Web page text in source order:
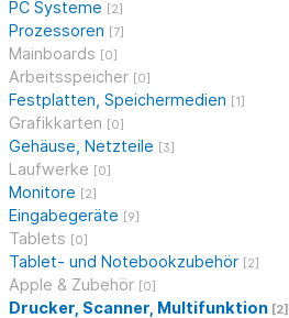
PC Systeme [2]
Prozessoren [7]
Mainboards [0]
Arbeitsspeicher [0]
Festplatten, Speichermedien [1]
Grafikkarten [0]
Gehäuse, Netzteile [3]
Laufwerke [0]
Monitore [2]
Eingabegeräte [9]
Tablets [0]
Tablet- und Notebookzubehör [2]
Apple & Zubehör [0]
Drucker, Scanner, Multifunktion [2]